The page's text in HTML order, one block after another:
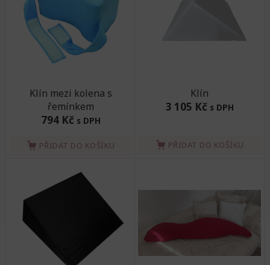
Klín mezi kolena s
řemínkem
794 Kč s DPH
PŘIDAT DO KOŠÍKU
Klín
3 105 Kč s DPH
PŘIDAT DO KOŠÍKU